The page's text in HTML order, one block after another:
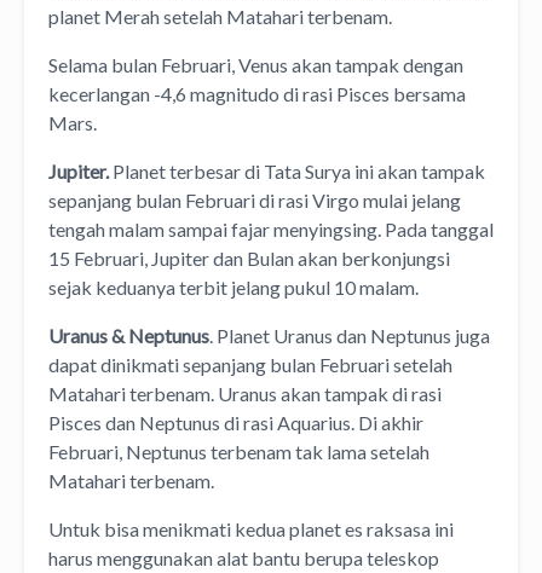
planet Merah setelah Matahari terbenam.
Selama bulan Februari, Venus akan tampak dengan
kecerlangan -4,6 magnitudo di rasi Pisces bersama
Mars.
Jupiter.Planet terbesar di Tata Surya ini akan tampak
sepanjang bulan Februari di rasi Virgo mulai jelang
tengah malam sampai fajar menyingsing. Pada tanggal
15 Februari, Jupiter dan Bulan akan berkonjungsi
sejak keduanya terbit jelang pukul 10 malam.
Uranus & Neptunus. Planet Uranus dan Neptunus juga
dapat dinikmati sepanjang bulan Februari setelah
Matahari terbenam. Uranus akan tampak di rasi
Pisces dan Neptunus di rasi Aquarius. Di akhir
Februari, Neptunus terbenam tak lama setelah
Matahari terbenam.
Untuk bisa menikmati kedua planet es raksasa ini
harus menggunakan alat bantu berupa teleskop